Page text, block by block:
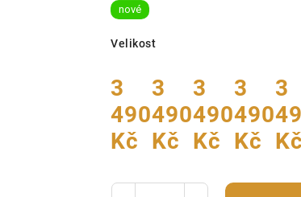
nové
Velikost
3
490
Kč
3
490
Kč
3
490
Kč
3
490
Kč
3
Kč